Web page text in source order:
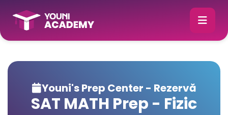
Youni's Prep Center - Rezervă
SAT MATH Prep - Fizic